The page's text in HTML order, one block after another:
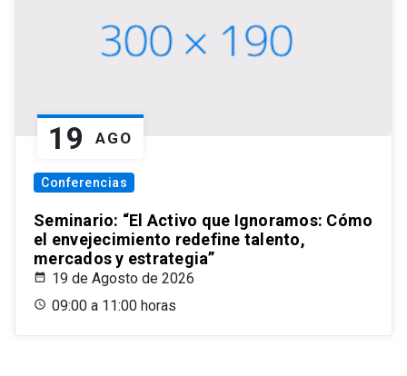
19 AGO
Conferencias
Seminario: “El Activo que Ignoramos: Cómo
el envejecimiento redefine talento,
mercados y estrategia”
19 de Agosto de 2026
09:00 a 11:00 horas